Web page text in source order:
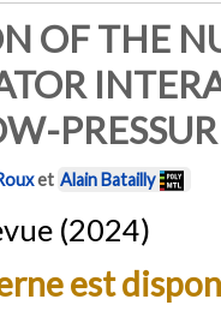
OF THE
et Alain Batailly
(2024)
est